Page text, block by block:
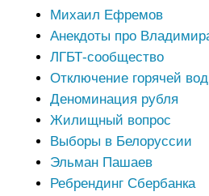
Михаил Ефремов
Анекдоты про
ЛГБТ-сообщество
Отключение горячей
Деноминация рубля
Жилищный вопрос
Выборы в Белоруссии
Эльман Пашаев
Ребрендинг Сбербанка